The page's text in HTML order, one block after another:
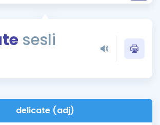
Takvimi
sesli
delicate (adj)